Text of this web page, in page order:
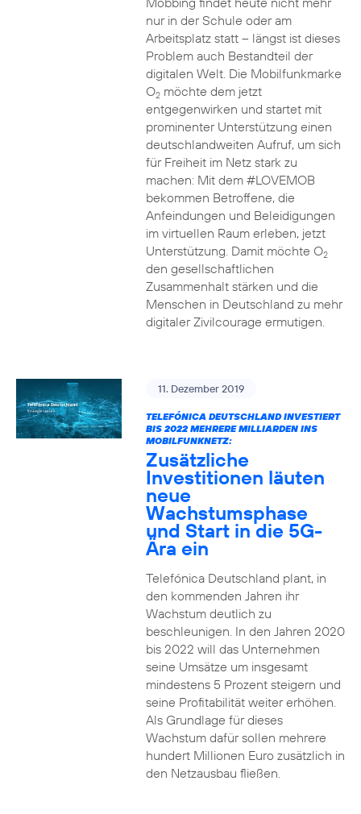
nur in der Schule oder am
Arbeitsplatz statt – längst ist dieses
Problem auch Bestandteil der
digitalen Welt. Die Mobilfunkmarke
O2möchte dem jetzt
entgegenwirken und startet mit
prominenter Unterstützung einen
deutschlandweiten Aufruf, um sich
für Freiheit im Netz stark zu
machen: Mit dem #LOVEMOB
bekommen Betroffene, die
Anfeindungen und Beleidigungen
im virtuellen Raum erleben, jetzt
Unterstützung. Damit möchte O2
den gesellschaftlichen
Zusammenhalt stärken und die
Menschen in Deutschland zu mehr
digitaler Zivilcourage ermutigen.
11. Dezember 2019
TELEFÓNICA DEUTSCHLAND INVESTIERT
BIS 2022 MEHRERE MILLIARDEN INS
MOBILFUNKNETZ:
Zusätzliche
Investitionen läuten
neue
Wachstumsphase
und Start in die 5G-
Ära ein
Telefónica Deutschland plant, in
den kommenden Jahren ihr
Wachstum deutlich zu
beschleunigen. In den Jahren 2020
bis 2022 will das Unternehmen
seine Umsätze um insgesamt
mindestens 5 Prozent steigern und
seine Profitabilität weiter erhöhen.
Als Grundlage für dieses
Wachstum dafür sollen mehrere
hundert Millionen Euro zusätzlich in
den Netzausbau fließen.